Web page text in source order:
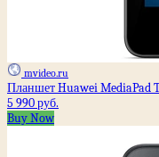
mvideo.ru
Планшет Huawei MediaPad
5 990 руб.
Buy Now